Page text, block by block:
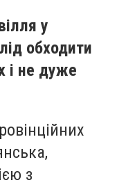
у
обходити
і не дуже
з